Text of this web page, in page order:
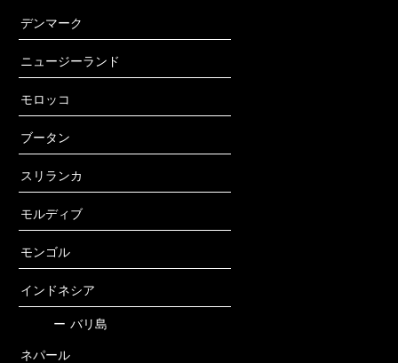
デンマーク
ニュージーランド
モロッコ
ブータン
スリランカ
モルディブ
モンゴル
インドネシア
ー バリ島
ネパール